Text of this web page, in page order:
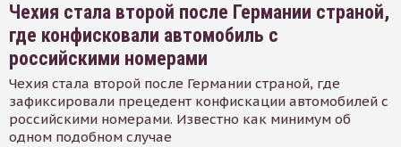
Чехия стала второй после Германии страной,
где конфисковали автомобиль с
российскими номерами
Чехия стала второй после Германии страной, где
зафиксировали прецедент конфискации автомобилей с
российскими номерами. Известно как минимум об
одном подобном случае